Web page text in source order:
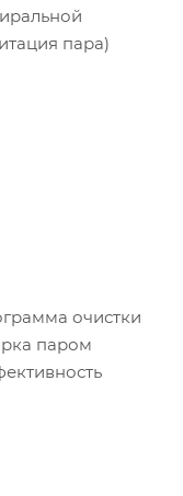
пара)
очистки
паром